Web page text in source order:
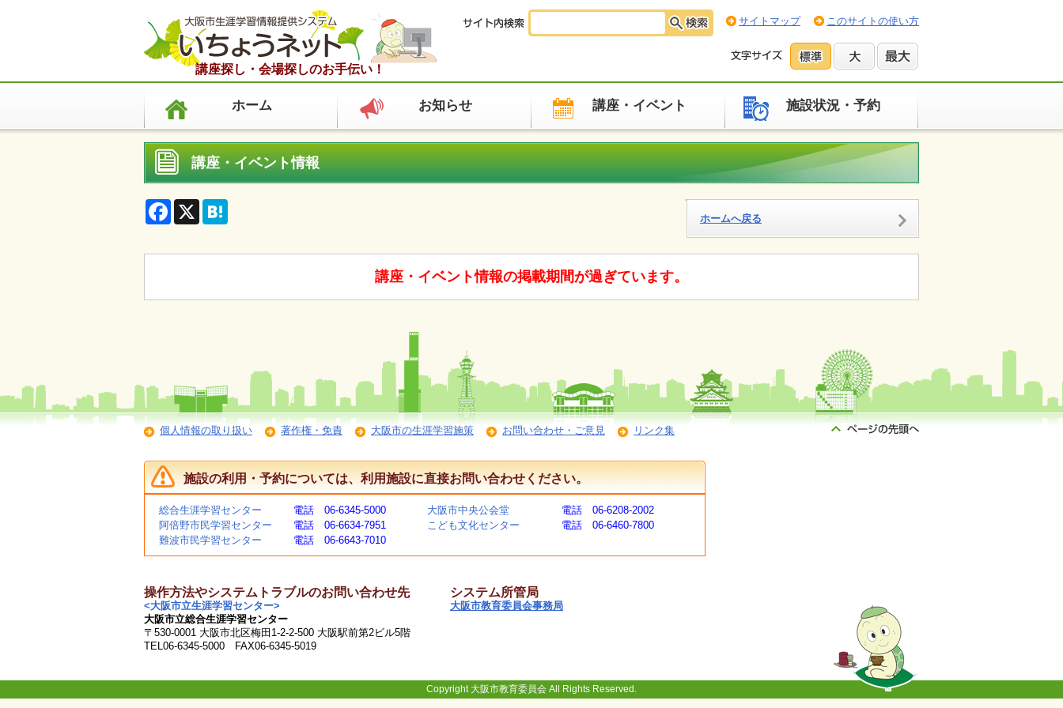
講座探し・会場探しのお手伝い！
サイトマップ このサイトの使い方
ホーム お知らせ 講座・イベント 施設状況・予約
講座・イベント情報
F
b
X
n
ホームへ戻る
講座・イベント情報の掲載期間が過ぎています。
個人情報の取り扱い 著作権・免責 大阪市の生涯学習施策 お問い合わせ・ご意見 リンク集
施設の利用・予約については、利用施設に直接お問い合わせください。
総合生涯学習センター 電話 06-6345-5000 大阪市中央公会堂
電話 06-6208-2002
阿倍野市民学習センター
電話 06-6634-7951 こども文化センター
電話 06-6460-7800
難波市民学習センター
電話 06-6643-7010
操作方法やシステムトラブルのお問い合わせ先
<大阪市立生涯学習センター>
大阪市立総合生涯学習センター
〒530-0001 大阪市北区梅田1-2-2-500 大阪駅前第2ビル5階
TEL06-6345-5000 FAX06-6345-5019
システム所管局
大阪市教育委員会事務局
Copyright 大阪市教育委員会 All Rights Reserved.